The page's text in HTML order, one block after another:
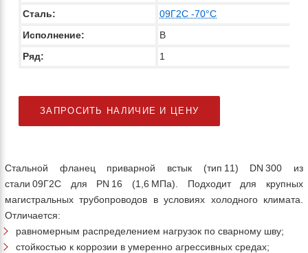
Сталь:
09Г2С -70°C
Исполнение:
В
Ряд:
1
ЗАПРОСИТЬ НАЛИЧИЕ И ЦЕНУ
Стальной фланец приварной встык (тип 11) DN 300 из
стали 09Г2С для PN 16 (1,6 МПа). Подходит для крупных
магистральных трубопроводов в условиях холодного климата.
Отличается:
равномерным распределением нагрузок по сварному шву;
стойкостью к коррозии в умеренно агрессивных средах;